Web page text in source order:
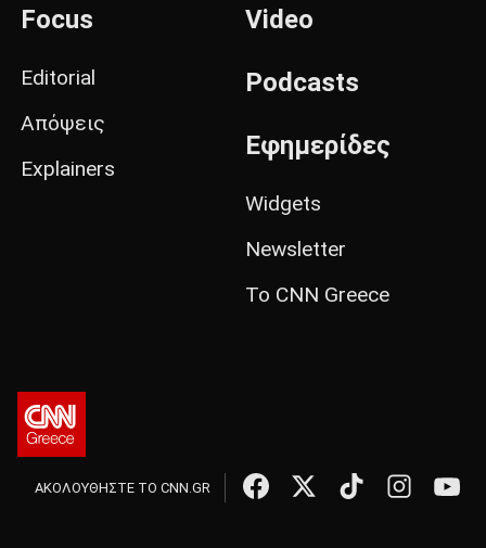
Focus
Editorial
Απόψεις
Explainers
Video
Podcasts
Εφημερίδες
Widgets
Newsletter
Το CNN Greece
ΑΚΟΛΟΥΘΗΣΤΕ ΤΟ CNN.GR